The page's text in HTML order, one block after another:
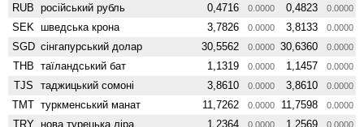
RUB російський рубль 0,4716 0.0000 0,4823 0.0000
SEK шведська крона 3,7826 0.0000 3,8133 0.0000
SGD сінгапурський долар 30,5562 0.0000 30,6360 0.0000
THB таїландський бат 1,1319 0.0000 1,1457 0.0000
TJS таджицький сомоні 3,8610 0.0000 3,8610 0.0000
TMT туркменський манат 11,7262 0.0000 11,7598 0.0000
TRY нова турецька ліра 1,2364 0.0000 1,2569 0.0000